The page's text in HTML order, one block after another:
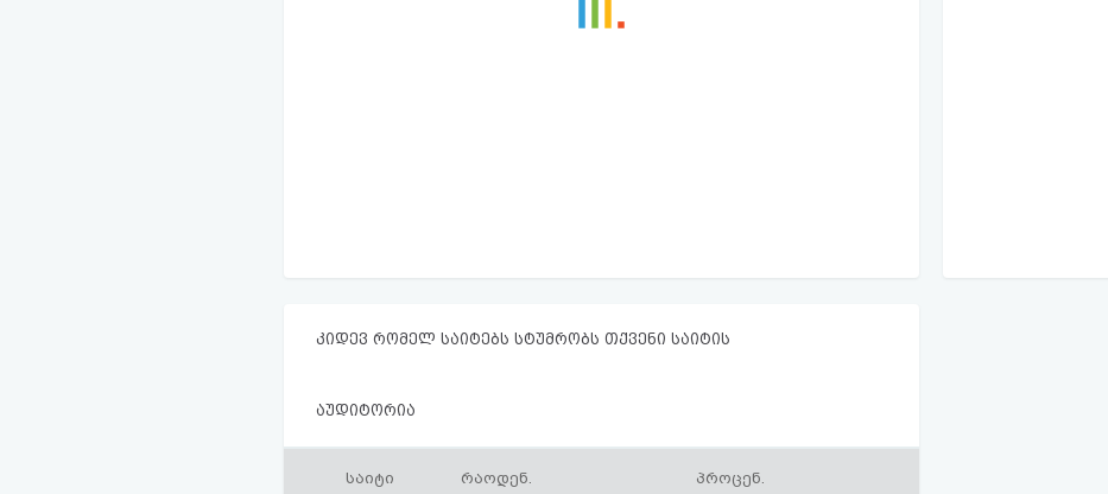
კიდევ რომელ საიტებს სტუმრობს თქვენი საიტის
აუდიტორია
საიტი რაოდენ. პროცენ.